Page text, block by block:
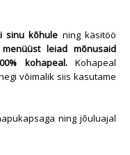
sinu kõhule ning käsitöö
leiad mõnusaid
kohapeal. Kohapeal
võimalik siis kasutame
ning jõuluajal